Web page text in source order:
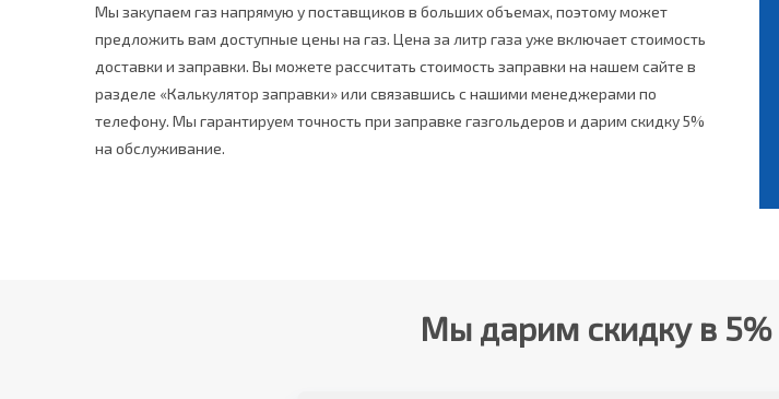
Мы закупаем газ напрямую у поставщиков в больших объемах, поэтому может
предложить вам доступные цены на газ. Цена за литр газа уже включает стоимость
доставки и заправки. Вы можете рассчитать стоимость заправки на нашем сайте в
разделе «Калькулятор заправки» или связавшись с нашими менеджерами по
телефону. Мы гарантируем точность при заправке газгольдеров и дарим скидку 5%
на обслуживание.
Мы дарим скидку в